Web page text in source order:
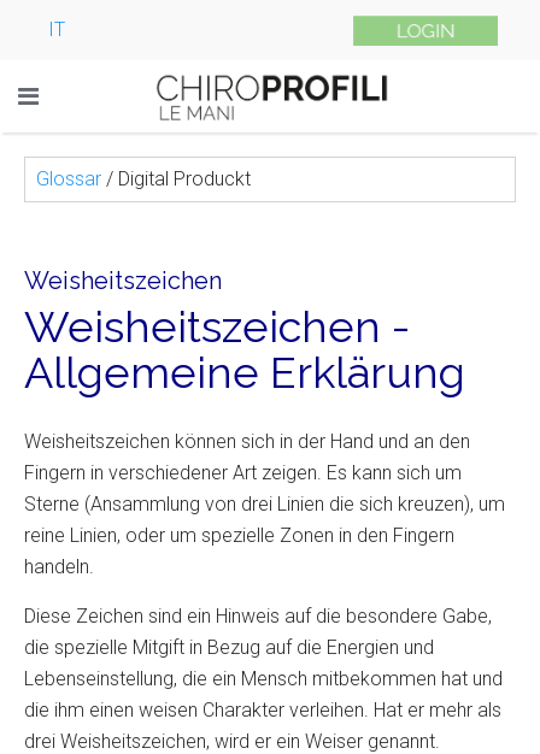
IT
Glossar / Digital Produckt
Weisheitszeichen
Weisheitszeichen -
Allgemeine Erklärung
Weisheitszeichen können sich in der Hand und an den
Fingern in verschiedener Art zeigen. Es kann sich um
Sterne (Ansammlung von drei Linien die sich kreuzen), um
reine Linien, oder um spezielle Zonen in den Fingern
handeln.
Diese Zeichen sind ein Hinweis auf die besondere Gabe,
die spezielle Mitgift in Bezug auf die Energien und
Lebenseinstellung, die ein Mensch mitbekommen hat und
die ihm einen weisen Charakter verleihen. Hat er mehr als
drei Weisheitszeichen, wird er ein Weiser genannt.